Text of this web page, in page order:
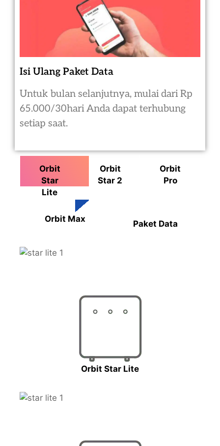
Isi Ulang Paket Data
Untuk bulan selanjutnya, mulai dari Rp
65.000/30hari Anda dapat terhubung
setiap saat.
Orbit
Star
Lite
Orbit
Star 2
Orbit
Pro
Orbit Max Paket Data
Orbit Star Lite